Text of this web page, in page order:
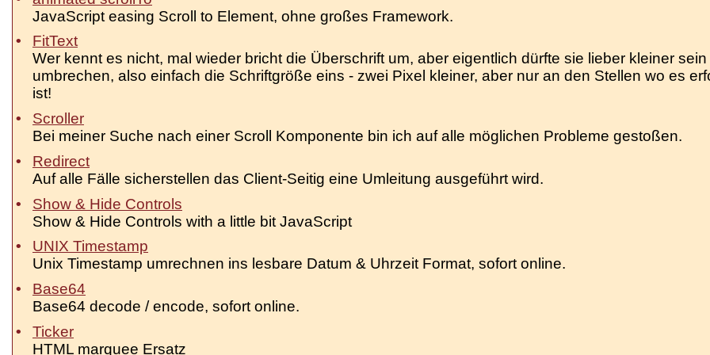
JavaScript easing Scroll to Element, ohne großes Framework.
FitText
Wer kennt es nicht, mal wieder bricht die Überschrift um, aber eigentlich dürfte sie lieber kleiner sein
umbrechen, also einfach die Schriftgröße eins - zwei Pixel kleiner, aber nur an den Stellen wo es
ist!
Scroller
Bei meiner Suche nach einer Scroll Komponente bin ich auf alle möglichen Probleme gestoßen.
Redirect
Auf alle Fälle sicherstellen das Client-Seitig eine Umleitung ausgeführt wird.
Show & Hide Controls
Show & Hide Controls with a little bit JavaScript
UNIX Timestamp
Unix Timestamp umrechnen ins lesbare Datum & Uhrzeit Format, sofort online.
Base64
Base64 decode / encode, sofort online.
Ticker
HTML marquee Ersatz